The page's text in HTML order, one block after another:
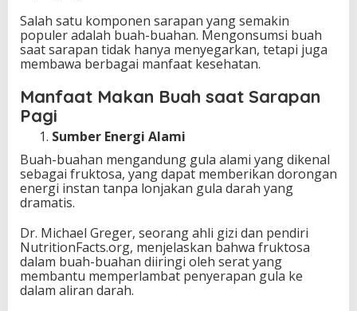
Salah satu komponen sarapan yang semakin
populer adalah buah-buahan. Mengonsumsi buah
saat sarapan tidak hanya menyegarkan, tetapi juga
membawa berbagai manfaat kesehatan.
Manfaat Makan Buah saat Sarapan
Pagi
Sumber Energi Alami
Buah-buahan mengandung gula alami yang dikenal
sebagai fruktosa, yang dapat memberikan dorongan
energi instan tanpa lonjakan gula darah yang
dramatis.
Dr. Michael Greger, seorang ahli gizi dan pendiri
NutritionFacts.org, menjelaskan bahwa fruktosa
dalam buah-buahan diiringi oleh serat yang
membantu memperlambat penyerapan gula ke
dalam aliran darah.